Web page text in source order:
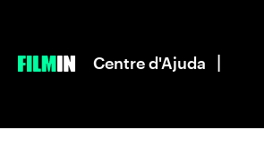
|
Centre d'Ajuda